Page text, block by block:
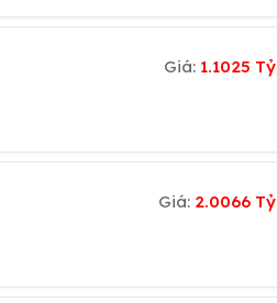
Giá: 1.1025 Tỷ
Giá: 2.0066 Tỷ